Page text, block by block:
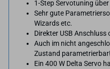
1-Step Servotuning
Sehr gute
Wizards etc.
Direkter USB Anschluss
Auch im nicht
Zustand parametrierbar!
Ein 400 W Delta Servo